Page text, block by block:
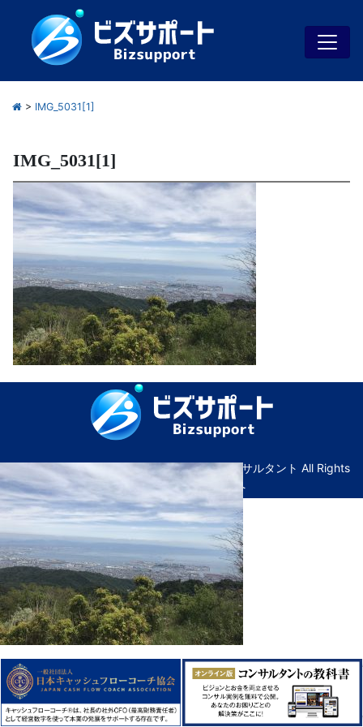
> IMG_5031[1]
IMG_5031[1]
© Copyright ビズサポート｜広島の経営コンサルタント All Rights
Reserved. ｜
管理画面へ